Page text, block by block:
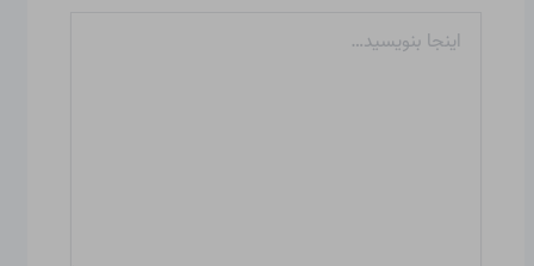
بنویسید…